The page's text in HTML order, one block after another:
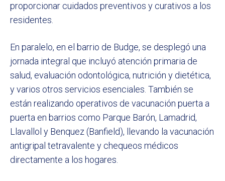
proporcionar cuidados preventivos y curativos a los
residentes.
En paralelo, en el barrio de Budge, se desplegó una
jornada integral que incluyó atención primaria de
salud, evaluación odontológica, nutrición y dietética,
y varios otros servicios esenciales. También se
están realizando operativos de vacunación puerta a
puerta en barrios como Parque Barón, Lamadrid,
Llavallol y Benquez (Banfield), llevando la vacunación
antigripal tetravalente y chequeos médicos
directamente a los hogares.